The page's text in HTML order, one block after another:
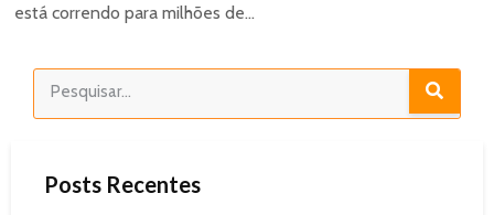
está correndo para milhões de...
Posts Recentes